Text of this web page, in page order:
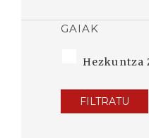
GAIAK
Hezkuntza
FILTRATU